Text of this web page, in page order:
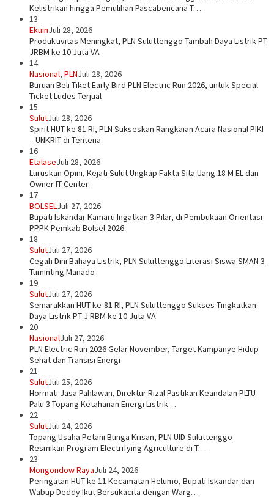
Kelistrikan hingga Pemulihan Pascabencana T…
13
EkuinJuli 28, 2026
Produktivitas Meningkat, PLN Suluttenggo Tambah Daya Listrik PT
JRBM ke 10 Juta VA
14
Nasional, PLNJuli 28, 2026
Buruan Beli Tiket Early Bird PLN Electric Run 2026, untuk Special
Ticket Ludes Terjual
15
SulutJuli 28, 2026
Spirit HUT ke 81 RI, PLN Sukseskan Rangkaian Acara Nasional PIKI
– UNKRIT di Tentena
16
EtalaseJuli 28, 2026
Luruskan Opini, Kejati Sulut Ungkap Fakta Sita Uang 18 M EL dan
Owner IT Center
17
BOLSELJuli 27, 2026
Bupati Iskandar Kamaru Ingatkan 3 Pilar, di Pembukaan Orientasi
PPPK Pemkab Bolsel 2026
18
SulutJuli 27, 2026
Cegah Dini Bahaya Listrik, PLN Suluttenggo Literasi Siswa SMAN 3
Tuminting Manado
19
SulutJuli 27, 2026
Semarakkan HUT ke-81 RI, PLN Suluttenggo Sukses Tingkatkan
Daya Listrik PT J RBM ke 10 Juta VA
20
NasionalJuli 27, 2026
PLN Electric Run 2026 Gelar November, Target Kampanye Hidup
Sehat dan Transisi Energi
21
SulutJuli 25, 2026
Hormati Jasa Pahlawan, Direktur Rizal Pastikan Keandalan PLTU
Palu 3 Topang Ketahanan Energi Listrik…
22
SulutJuli 24, 2026
Topang Usaha Petani Bunga Krisan, PLN UID Suluttenggo
Resmikan Program Electrifying Agriculture di T…
23
Mongondow RayaJuli 24, 2026
Peringatan HUT ke 11 Kecamatan Helumo, Bupati Iskandar dan
Wabup Deddy Ikut Bersukacita dengan Warg…